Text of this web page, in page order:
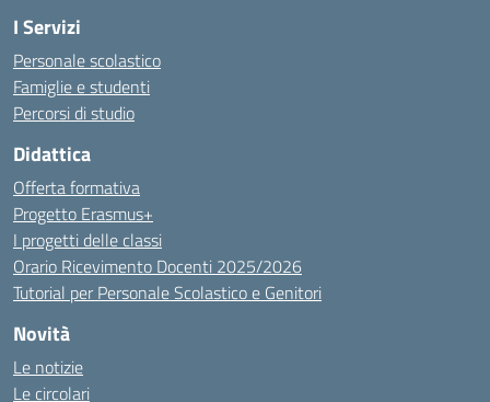
I Servizi
Personale scolastico
Famiglie e studenti
Percorsi di studio
Didattica
Offerta formativa
Progetto Erasmus+
I progetti delle classi
Orario Ricevimento Docenti 2025/2026
Tutorial per Personale Scolastico e Genitori
Novità
Le notizie
Le circolari